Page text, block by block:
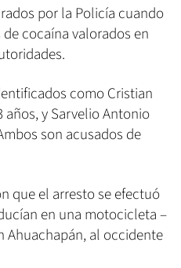
por la Policía cuando
cocaína valorados en
como Cristian
años, y Sarvelio Antonio
son acusados de
que el arresto se efectuó
en una motocicleta –
Ahuachapán, al occidente